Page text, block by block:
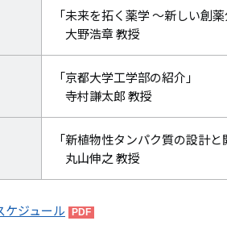
「未来を拓く薬学 ～新しい創薬
大野浩章 教授
「京都大学工学部の紹介」
寺村謙太郎 教授
「新植物性タンパク質の設計と
丸山伸之 教授
ケジュール